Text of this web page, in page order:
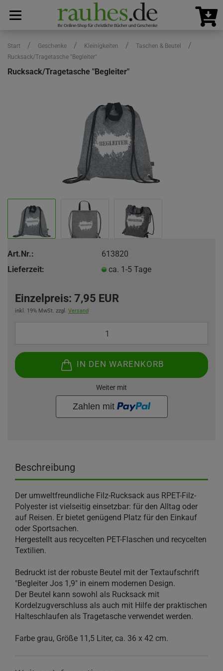
Start / Geschenke / Kleinigkeiten / Taschen & Beutel /
Rucksack/Tragetasche "Begleiter"
Rucksack/Tragetasche "Begleiter"
Art.Nr.:
613820
Lieferzeit:
ca. 1-5 Tage
Einzelpreis: 7,95 EUR
inkl. 19% MwSt. zzgl. Versand
IN DEN WARENKORB
Weiter mit
Beschreibung
Der umweltfreundliche Filz-Rucksack aus RPET-Filz-
Polyester ist vielseitig einsetzbar: für den Alltag oder
auf Reisen. Er bietet genügend Platz für den Einkauf
oder Sportsachen.
Hergestellt aus recycelten PET-Flaschen und recycelten
Textilien.
Bedruckt ist der robuste Beutel mit der Textaufschrift
"Begleiter Jos 1,9" in einem modernen Design.
Der Beutel kann sowohl als Rucksack mit
Kordelzugverschluss als auch mit Hilfe der praktischen
Halteschlaufen als Tragetasche verwendet werden.
Farbe grau, Größe 11,5 Liter, ca. 36 x 42 cm.